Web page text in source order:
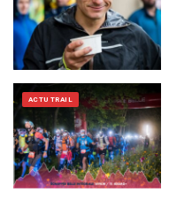
ACTU TRAIL